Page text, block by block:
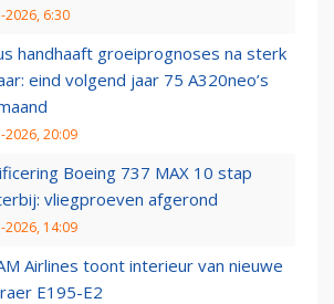
2026, 6:30
handhaaft groeiprognoses na sterk
eind volgend jaar 75 A320neo’s
2026, 20:09
Boeing 737 MAX 10 stap
vliegproeven afgerond
2026, 14:09
Airlines toont interieur van nieuwe
E195-E2